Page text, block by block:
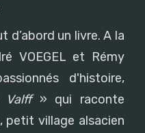
d’abord un livre. A la
VOEGEL et Rémy
d'histoire,
Valff» qui raconte
petit village alsacien